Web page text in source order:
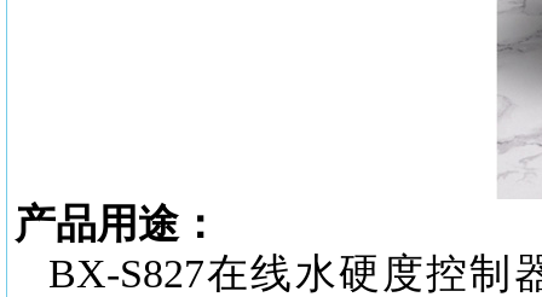
产品用途：
BX-S827在线水硬度控制